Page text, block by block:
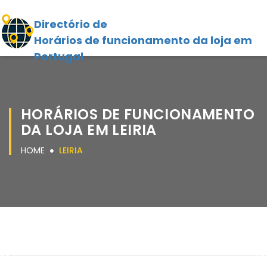
Directório de
Horários de funcionamento da loja em
Portugal
HORÁRIOS DE FUNCIONAMENTO
DA LOJA EM LEIRIA
HOME LEIRIA